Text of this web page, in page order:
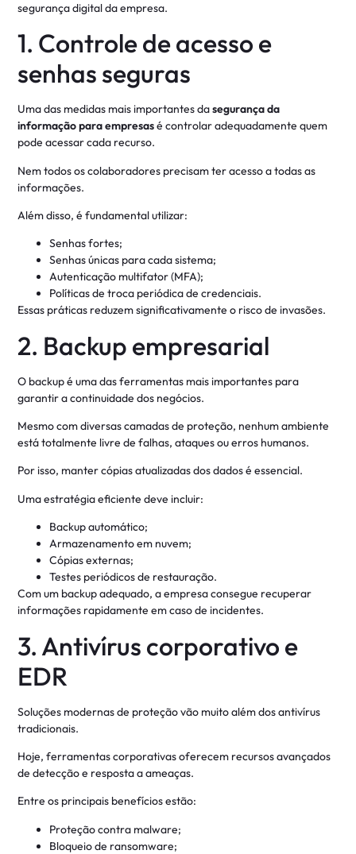
segurança digital da empresa.
1. Controle de acesso e
senhas seguras
Uma das medidas mais importantes dasegurança da
informação para empresasé controlar adequadamente quem
pode acessar cada recurso.
Nem todos os colaboradores precisam ter acesso a todas as
informações.
Além disso, é fundamental utilizar:
Senhas fortes;
Senhas únicas para cada sistema;
Autenticação multifator (MFA);
Políticas de troca periódica de credenciais.
Essas práticas reduzem significativamente o risco de invasões.
2. Backup empresarial
O backup é uma das ferramentas mais importantes para
garantir a continuidade dos negócios.
Mesmo com diversas camadas de proteção, nenhum ambiente
está totalmente livre de falhas, ataques ou erros humanos.
Por isso, manter cópias atualizadas dos dados é essencial.
Uma estratégia eficiente deve incluir:
Backup automático;
Armazenamento em nuvem;
Cópias externas;
Testes periódicos de restauração.
Com um backup adequado, a empresa consegue recuperar
informações rapidamente em caso de incidentes.
3. Antivírus corporativo e
EDR
Soluções modernas de proteção vão muito além dos antivírus
tradicionais.
Hoje, ferramentas corporativas oferecem recursos avançados
de detecção e resposta a ameaças.
Entre os principais benefícios estão:
Proteção contra malware;
Bloqueio de ransomware;